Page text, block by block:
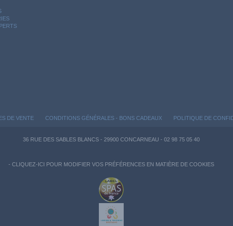
DE VENTE CONDITIONS GÉNÉRALES - BONS CADEAUX POLITIQUE DE
36 RUE DES SABLES BLANCS - 29900 CONCARNEAU - 02 98 75 05 40
- CLIQUEZ-ICI POUR MODIFIER VOS PRÉFÉRENCES EN MATIÈRE DE COOKIES